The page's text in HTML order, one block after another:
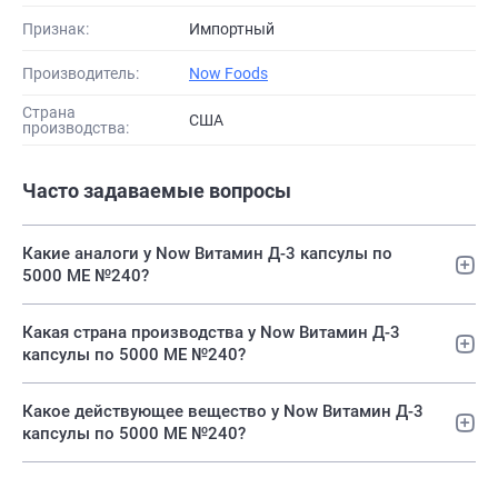
Признак: Импортный
Производитель: Now Foods
Страна
производства:
США
Часто задаваемые вопросы
Какие аналоги у Now Витамин Д-3 капсулы по
5000 МЕ №240?
Какая страна производства у Now Витамин Д-3
капсулы по 5000 МЕ №240?
Какое действующее вещество у Now Витамин Д-3
капсулы по 5000 МЕ №240?